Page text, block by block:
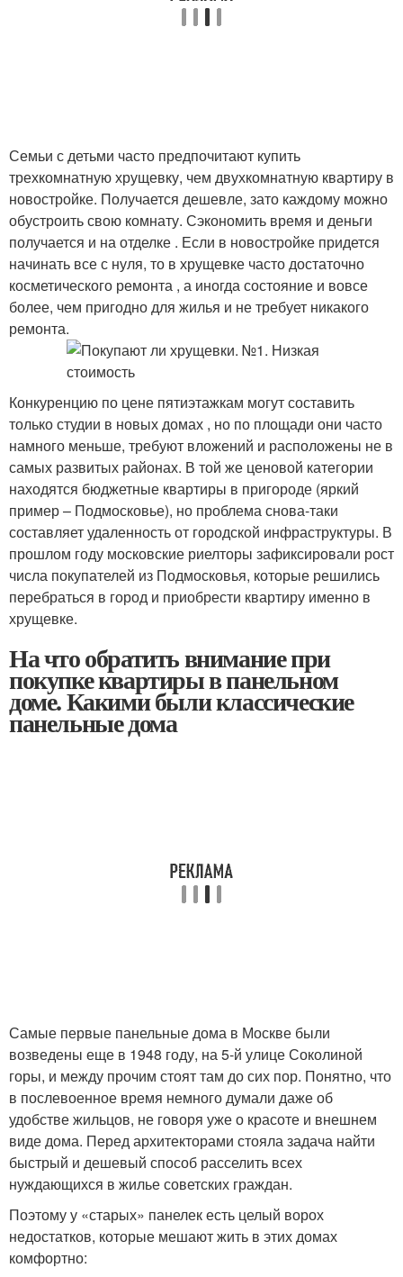
Семьи с детьми часто предпочитают купить
трехкомнатную хрущевку, чем двухкомнатную квартиру в
новостройке. Получается дешевле, зато каждому можно
обустроить свою комнату. Сэкономить время и деньги
получается и на отделке . Если в новостройке придется
начинать все с нуля, то в хрущевке часто достаточно
косметического ремонта , а иногда состояние и вовсе
более, чем пригодно для жилья и не требует никакого
ремонта.
Конкуренцию по цене пятиэтажкам могут составить
только студии в новых домах , но по площади они часто
намного меньше, требуют вложений и расположены не в
самых развитых районах. В той же ценовой категории
находятся бюджетные квартиры в пригороде (яркий
пример – Подмосковье), но проблема снова-таки
составляет удаленность от городской инфраструктуры. В
прошлом году московские риелторы зафиксировали рост
числа покупателей из Подмосковья, которые решились
перебраться в город и приобрести квартиру именно в
хрущевке.
На что обратить внимание при
покупке квартиры в панельном
доме. Какими были классические
панельные дома
Самые первые панельные дома в Москве были
возведены еще в 1948 году, на 5-й улице Соколиной
горы, и между прочим стоят там до сих пор. Понятно, что
в послевоенное время немного думали даже об
удобстве жильцов, не говоря уже о красоте и внешнем
виде дома. Перед архитекторами стояла задача найти
быстрый и дешевый способ расселить всех
нуждающихся в жилье советских граждан.
Поэтому у «старых» панелек есть целый ворох
недостатков, которые мешают жить в этих домах
комфортно: